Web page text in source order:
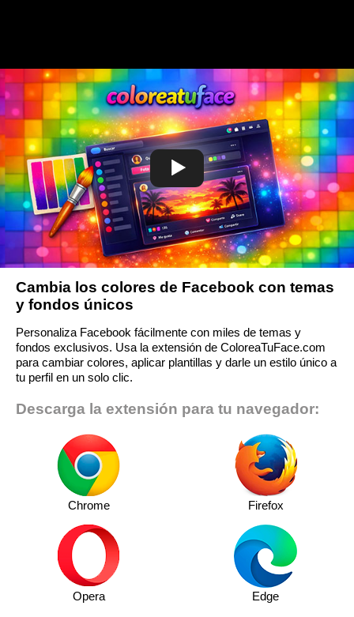
Cambia los colores de Facebook con temas
y fondos únicos
Personaliza Facebook fácilmente con miles de temas y
fondos exclusivos. Usa la extensión de ColoreaTuFace.com
para cambiar colores, aplicar plantillas y darle un estilo único a
tu perfil en un solo clic.
Descarga la extensión para tu navegador:
Chrome Firefox
Opera Edge